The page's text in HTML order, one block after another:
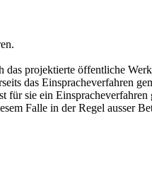
projektierte öffentliche
das Einspracheverfahren
sie ein
Falle in der Regel ausser